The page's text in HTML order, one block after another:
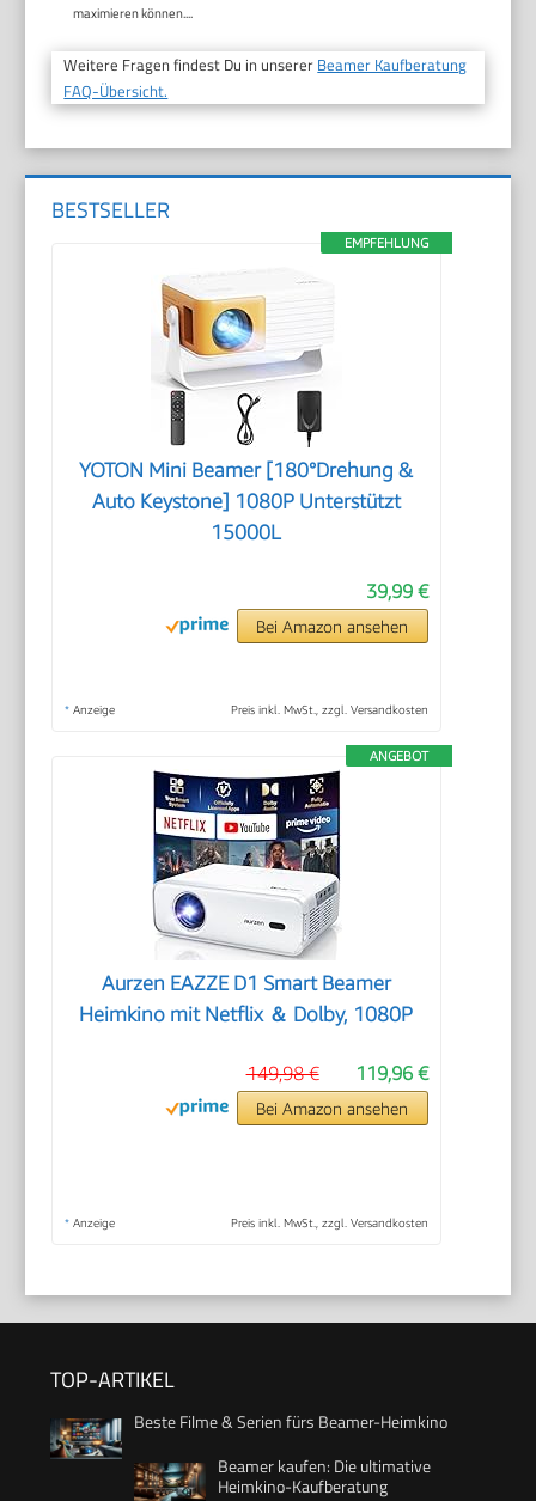
maximieren können....
Weitere Fragen findest Du in unserer Beamer Kaufberatung
FAQ-Übersicht.
BESTSELLER
EMPFEHLUNG
YOTON Mini Beamer [180°Drehung &
Auto Keystone] 1080P Unterstützt
15000L
39,99 €
Bei Amazon ansehen
* Anzeige Preis inkl. MwSt., zzgl. Versandkosten
ANGEBOT
Aurzen EAZZE D1 Smart Beamer
Heimkino mit Netflix ＆ Dolby, 1080P
119,96 €
149,98 €
Bei Amazon ansehen
* Anzeige Preis inkl. MwSt., zzgl. Versandkosten
TOP-ARTIKEL
Beste Filme & Serien fürs Beamer-Heimkino
Beamer kaufen: Die ultimative
Heimkino-Kaufberatung